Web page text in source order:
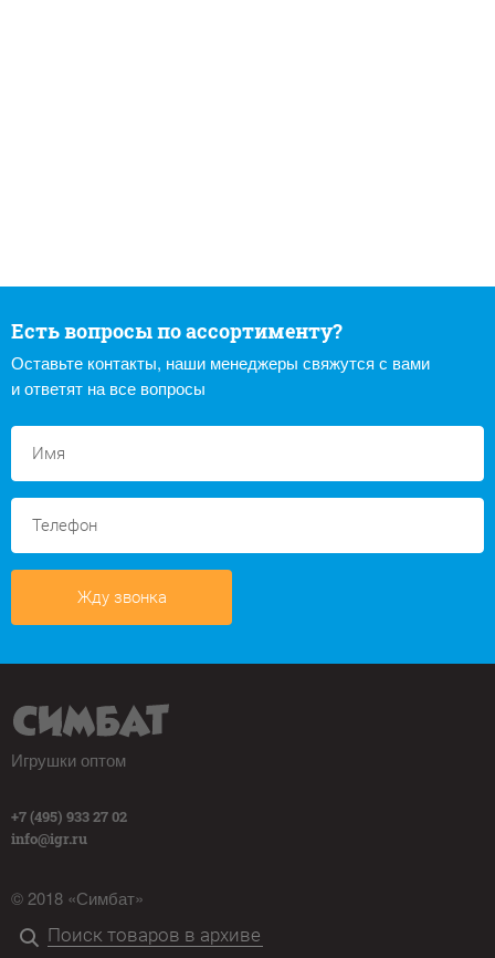
Есть вопросы по ассортименту?
Оставьте контакты, наши менеджеры свяжутся с вами
и ответят на все вопросы
Жду звонка
Игрушки оптом
+7 (495) 933 27 02
info@igr.ru
© 2018 «Симбат»